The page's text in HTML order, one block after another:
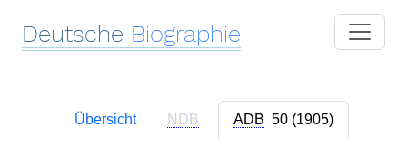
Deutsche Biographie
Übersicht NDB ADB 50 (1905)